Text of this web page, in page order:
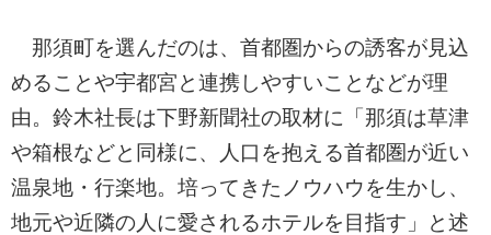
那須町を選んだのは、首都圏からの誘客が見込
めることや宇都宮と連携しやすいことなどが理
由。鈴木社長は下野新聞社の取材に「那須は草津
や箱根などと同様に、人口を抱える首都圏が近い
温泉地・行楽地。培ってきたノウハウを生かし、
地元や近隣の人に愛されるホテルを目指す」と述